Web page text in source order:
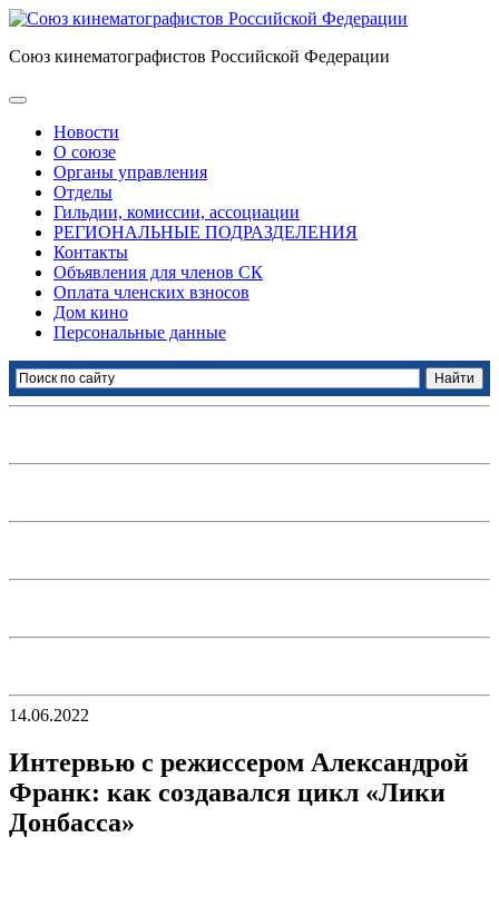
Союз кинематографистов Российской Федерации
Новости
О союзе
Органы управления
Отделы
Гильдии, комиссии, ассоциации
РЕГИОНАЛЬНЫЕ ПОДРАЗДЕЛЕНИЯ
Контакты
Объявления для членов СК
Оплата членских взносов
Дом кино
Персональные данные
14.06.2022
Интервью с режиссером Александрой
Франк: как создавался цикл «Лики
Донбасса»